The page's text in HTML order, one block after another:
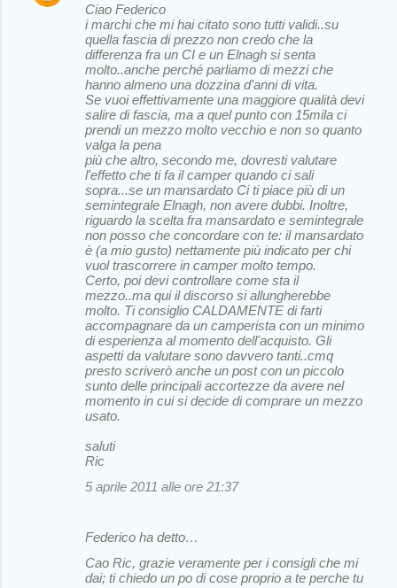
Ciao Federico
i marchi che mi hai citato sono tutti validi..su
quella fascia di prezzo non credo che la
differenza fra un CI e un Elnagh si senta
molto..anche perché parliamo di mezzi che
hanno almeno una dozzina d'anni di vita.
Se vuoi effettivamente una maggiore qualità devi
salire di fascia, ma a quel punto con 15mila ci
prendi un mezzo molto vecchio e non so quanto
valga la pena
più che altro, secondo me, dovresti valutare
l'effetto che ti fa il camper quando ci sali
sopra...se un mansardato Ci ti piace più di un
semintegrale Elnagh, non avere dubbi. Inoltre,
riguardo la scelta fra mansardato e semintegrale
non posso che concordare con te: il mansardato
è (a mio gusto) nettamente più indicato per chi
vuol trascorrere in camper molto tempo.
Certo, poi devi controllare come sta il
mezzo..ma qui il discorso si allungherebbe
molto. Ti consiglio CALDAMENTE di farti
accompagnare da un camperista con un minimo
di esperienza al momento dell'acquisto. Gli
aspetti da valutare sono davvero tanti..cmq
presto scriverò anche un post con un piccolo
sunto delle principali accortezze da avere nel
momento in cui si decide di comprare un mezzo
usato.
saluti
Ric
5 aprile 2011 alle ore 21:37
Federico ha detto…
Cao Ric, grazie veramente per i consigli che mi
dai; ti chiedo un po di cose proprio a te perche tu